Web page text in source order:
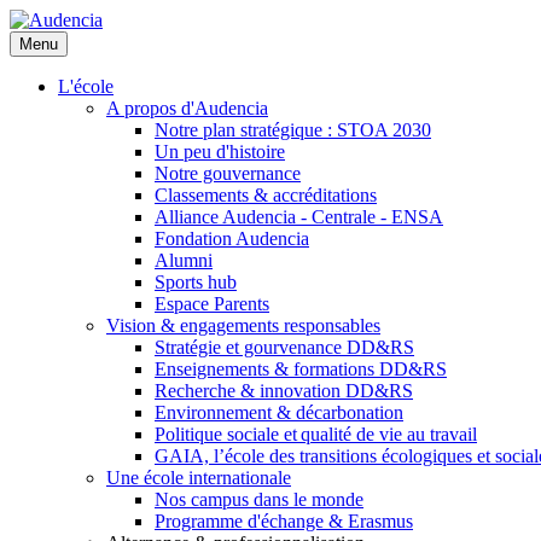
Aller
au
contenu
principal
Menu
L'école
A propos d'Audencia
Notre plan stratégique : STOA 2030
Un peu d'histoire
Notre gouvernance
Classements & accréditations
Alliance Audencia - Centrale - ENSA
Fondation Audencia
Alumni
Sports hub
Espace Parents
Vision & engagements responsables
Stratégie et gourvenance DD&RS
Enseignements & formations DD&RS
Recherche & innovation DD&RS
Environnement & décarbonation
Politique sociale et qualité de vie au travail
GAIA, l’école des transitions écologiques et
Une école internationale
Nos campus dans le monde
Programme d'échange & Erasmus